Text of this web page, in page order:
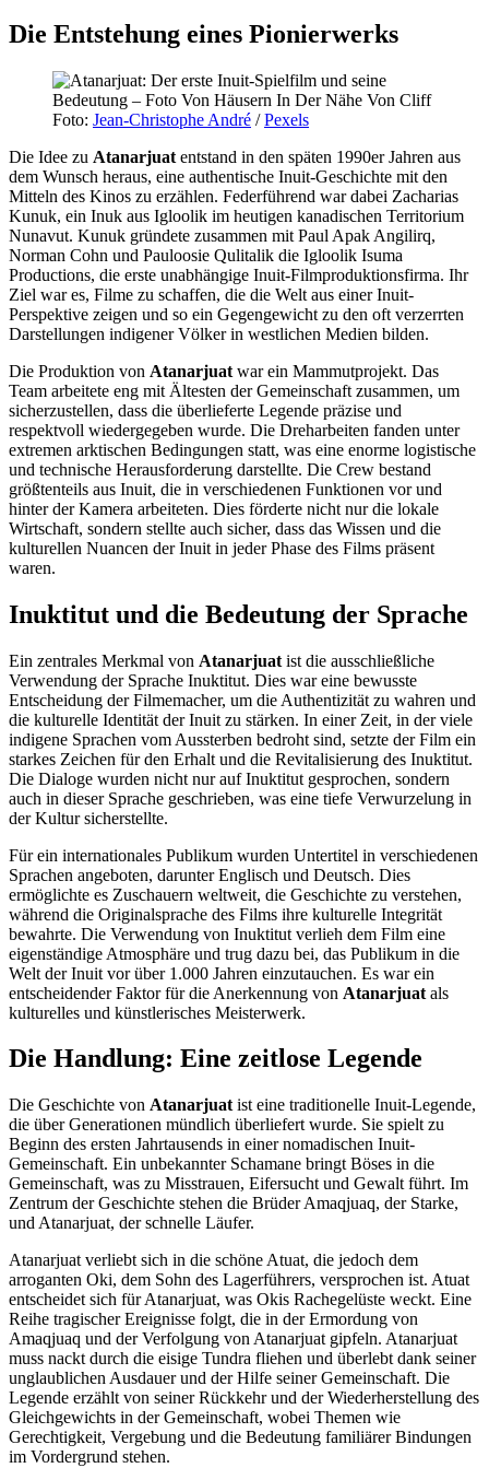
Die Entstehung eines Pionierwerks
Foto: Jean-Christophe André /Pexels
Die Idee zu Atanarjuat entstand in den späten 1990er Jahren aus
dem Wunsch heraus, eine authentische Inuit-Geschichte mit den
Mitteln des Kinos zu erzählen. Federführend war dabei Zacharias
Kunuk, ein Inuk aus Igloolik im heutigen kanadischen Territorium
Nunavut. Kunuk gründete zusammen mit Paul Apak Angilirq,
Norman Cohn und Pauloosie Qulitalik die Igloolik Isuma
Productions, die erste unabhängige Inuit-Filmproduktionsfirma. Ihr
Ziel war es, Filme zu schaffen, die die Welt aus einer Inuit-
Perspektive zeigen und so ein Gegengewicht zu den oft verzerrten
Darstellungen indigener Völker in westlichen Medien bilden.
Die Produktion von Atanarjuat war ein Mammutprojekt. Das
Team arbeitete eng mit Ältesten der Gemeinschaft zusammen, um
sicherzustellen, dass die überlieferte Legende präzise und
respektvoll wiedergegeben wurde. Die Dreharbeiten fanden unter
extremen arktischen Bedingungen statt, was eine enorme logistische
und technische Herausforderung darstellte. Die Crew bestand
größtenteils aus Inuit, die in verschiedenen Funktionen vor und
hinter der Kamera arbeiteten. Dies förderte nicht nur die lokale
Wirtschaft, sondern stellte auch sicher, dass das Wissen und die
kulturellen Nuancen der Inuit in jeder Phase des Films präsent
waren.
Inuktitut und die Bedeutung der Sprache
Ein zentrales Merkmal von Atanarjuat ist die ausschließliche
Verwendung der Sprache Inuktitut. Dies war eine bewusste
Entscheidung der Filmemacher, um die Authentizität zu wahren und
die kulturelle Identität der Inuit zu stärken. In einer Zeit, in der viele
indigene Sprachen vom Aussterben bedroht sind, setzte der Film ein
starkes Zeichen für den Erhalt und die Revitalisierung des Inuktitut.
Die Dialoge wurden nicht nur auf Inuktitut gesprochen, sondern
auch in dieser Sprache geschrieben, was eine tiefe Verwurzelung in
der Kultur sicherstellte.
Für ein internationales Publikum wurden Untertitel in verschiedenen
Sprachen angeboten, darunter Englisch und Deutsch. Dies
ermöglichte es Zuschauern weltweit, die Geschichte zu verstehen,
während die Originalsprache des Films ihre kulturelle Integrität
bewahrte. Die Verwendung von Inuktitut verlieh dem Film eine
eigenständige Atmosphäre und trug dazu bei, das Publikum in die
Welt der Inuit vor über 1.000 Jahren einzutauchen. Es war ein
entscheidender Faktor für die Anerkennung von Atanarjuat als
kulturelles und künstlerisches Meisterwerk.
Die Handlung: Eine zeitlose Legende
Die Geschichte von Atanarjuat ist eine traditionelle Inuit-Legende,
die über Generationen mündlich überliefert wurde. Sie spielt zu
Beginn des ersten Jahrtausends in einer nomadischen Inuit-
Gemeinschaft. Ein unbekannter Schamane bringt Böses in die
Gemeinschaft, was zu Misstrauen, Eifersucht und Gewalt führt. Im
Zentrum der Geschichte stehen die Brüder Amaqjuaq, der Starke,
und Atanarjuat, der schnelle Läufer.
Atanarjuat verliebt sich in die schöne Atuat, die jedoch dem
arroganten Oki, dem Sohn des Lagerführers, versprochen ist. Atuat
entscheidet sich für Atanarjuat, was Okis Rachegelüste weckt. Eine
Reihe tragischer Ereignisse folgt, die in der Ermordung von
Amaqjuaq und der Verfolgung von Atanarjuat gipfeln. Atanarjuat
muss nackt durch die eisige Tundra fliehen und überlebt dank seiner
unglaublichen Ausdauer und der Hilfe seiner Gemeinschaft. Die
Legende erzählt von seiner Rückkehr und der Wiederherstellung des
Gleichgewichts in der Gemeinschaft, wobei Themen wie
Gerechtigkeit, Vergebung und die Bedeutung familiärer Bindungen
im Vordergrund stehen.